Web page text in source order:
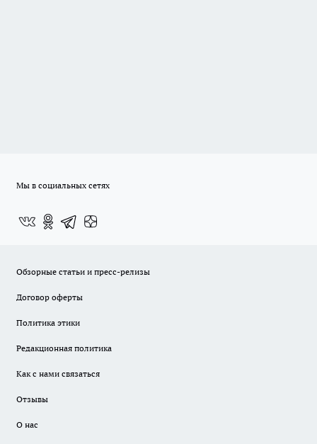
Мы в социальных сетях
Обзорные статьи и пресс-релизы
Договор оферты
Политика этики
Редакционная политика
Как с нами связаться
Отзывы
О нас